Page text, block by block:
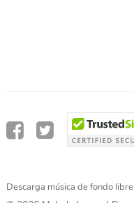
Descarga música de fondo